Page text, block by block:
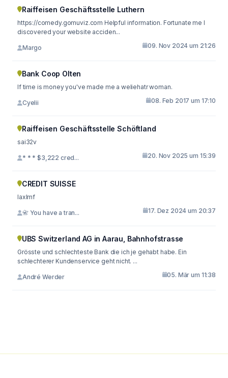
Raiffeisen Geschäftsstelle Luthern
https://comedy.gomuviz.com Helpful information. Fortunate me I
discovered your website acciden...
Margo 09. Nov 2024 um 21:26
Bank Coop Olten
If time is money you've made me a weliehatr woman.
Cyelii 08. Feb 2017 um 17:10
Raiffeisen Geschäftsstelle Schöftland
sai32v
* * * $3,222 cred... 20. Nov 2025 um 15:39
CREDIT SUISSE
laxlmf
📇 You have a tran... 17. Dez 2024 um 20:37
UBS Switzerland AG in Aarau, Bahnhofstrasse
Grösste und schlechteste Bank die ich je gehabt habe. Ein
schlechterer Kundenservice geht nicht. ...
André Werder 05. Mär um 11:38